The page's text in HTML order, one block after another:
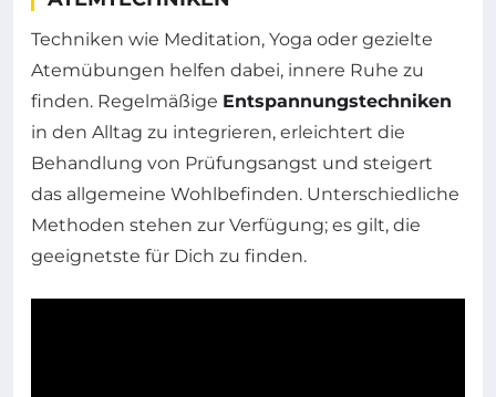
Techniken wie Meditation, Yoga oder gezielte
Atemübungen helfen dabei, innere Ruhe zu
finden. Regelmäßige Entspannungstechniken
in den Alltag zu integrieren, erleichtert die
Behandlung von Prüfungsangst und steigert
das allgemeine Wohlbefinden. Unterschiedliche
Methoden stehen zur Verfügung; es gilt, die
geeignetste für Dich zu finden.